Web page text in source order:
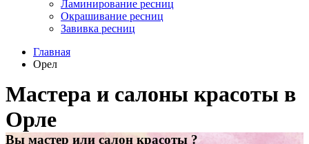
Ламинирование ресниц
Окрашивание ресниц
Завивка ресниц
Главная
Орел
Мастера и салоны красоты в
Орле
Вы мастер или салон красоты ?